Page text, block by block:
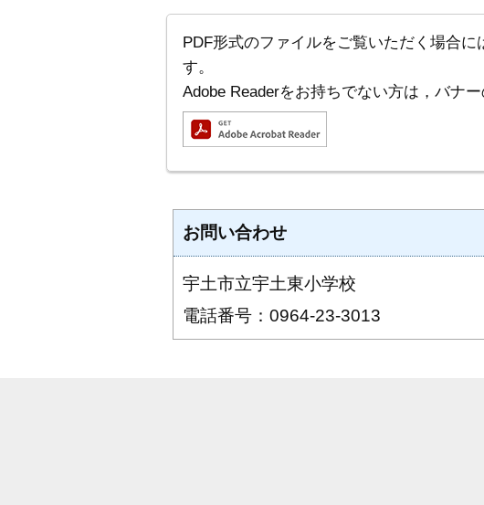
PDF形式のファイルをご覧いただく場合
す。
Adobe Readerをお持ちでない方は，バナ
お問い合わせ
宇土市立宇土東小学校
電話番号：0964-23-3013